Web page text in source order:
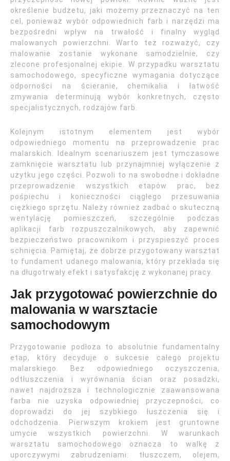
określenie budżetu, jaki możemy przeznaczyć na ten
cel, ponieważ wybór odpowiednich farb i narzędzi ma
bezpośredni wpływ na trwałość i finalny wygląd
malowanych powierzchni. Warto też rozważyć, czy
malowanie zostanie wykonane samodzielnie, czy
zlecone profesjonalnej ekipie. W przypadku warsztatu
samochodowego, specyficzne wymagania dotyczące
odporności na ścieranie, chemikalia i łatwość
zmywania determinują wybór konkretnych, często
specjalistycznych, rodzajów farb.
Kolejnym istotnym elementem jest wybór
odpowiedniego momentu na przeprowadzenie prac
malarskich. Idealnym scenariuszem jest tymczasowe
zamknięcie warsztatu lub przynajmniej wyłączenie z
użytku jego części. Pozwoli to na swobodne i dokładne
przeprowadzenie wszystkich etapów prac, bez
pośpiechu i konieczności ciągłego przesuwania
ciężkiego sprzętu. Należy również zadbać o skuteczną
wentylację pomieszczeń, szczególnie podczas
aplikacji farb rozpuszczalnikowych, aby zapewnić
bezpieczeństwo pracownikom i przyspieszyć proces
schnięcia. Pamiętaj, że dobrze przygotowany warsztat
to fundament udanego malowania, który przekłada się
na długotrwały efekt i satysfakcję z wykonanej pracy.
Jak przygotować powierzchnie do
malowania w warsztacie
samochodowym
Przygotowanie podłoża to absolutnie fundamentalny
etap, który decyduje o sukcesie całego projektu
malarskiego. Bez odpowiedniego oczyszczenia,
odtłuszczenia i wyrównania ścian oraz posadzki,
nawet najdroższa i technologicznie zaawansowana
farba nie uzyska odpowiedniej przyczepności, co
doprowadzi do jej szybkiego łuszczenia się i
odchodzenia. Pierwszym krokiem jest gruntowne
umycie wszystkich powierzchni. W warunkach
warsztatu samochodowego oznacza to walkę z
uporczywymi zabrudzeniami: tłuszczem, olejem,